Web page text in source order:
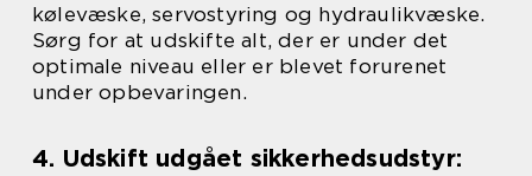
kølevæske, servostyring og hydraulikvæske.
Sørg for at udskifte alt, der er under det
optimale niveau eller er blevet forurenet
under opbevaringen.
4. Udskift udgået sikkerhedsudstyr: